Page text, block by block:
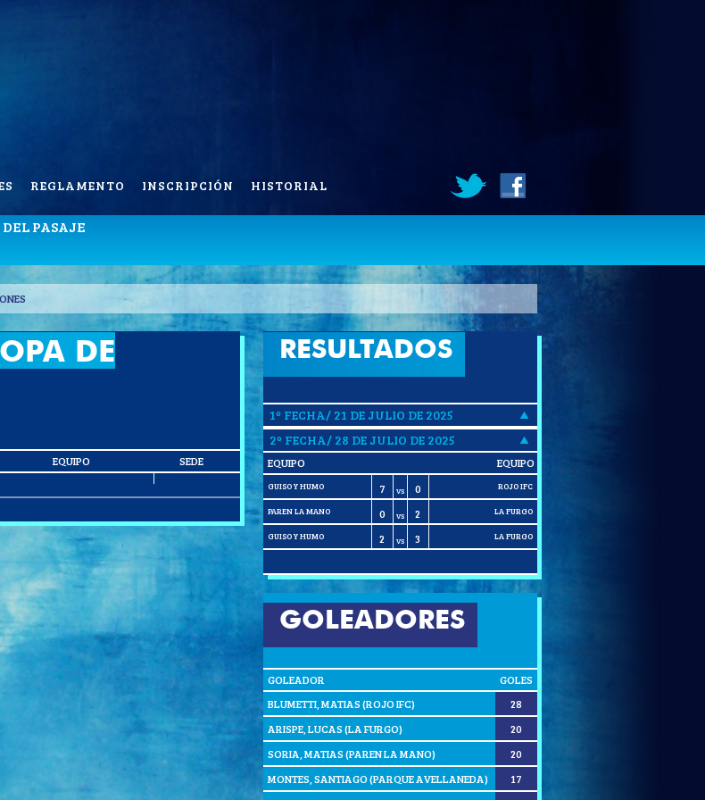
REGLAMENTO INSCRIPCIÓN HISTORIAL
PASAJE
DE
EQUIPO
SEDE
RESULTADOS
1º FECHA/ 21 DE JULIO DE 2025
2º FECHA/ 28 DE JULIO DE 2025
EQUIPO EQUIPO
GUISO Y HUMO 7 VS 0 ROJO IFC
PAREN LA MANO 0 VS 2 LA FURGO
GUISO Y HUMO 2 VS 3 LA FURGO
GOLEADORES
GOLEADOR
GOLES
BLUMETTI, MATIAS (ROJO IFC)
28
ARISPE, LUCAS (LA FURGO)
20
SORIA, MATIAS (PAREN LA MANO)
20
MONTES, SANTIAGO (PARQUE AVELLANEDA)
17